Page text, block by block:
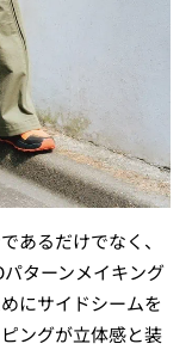
あるだけでなく、
ターンメイキング
にサイドシームを
ングが立体感と装